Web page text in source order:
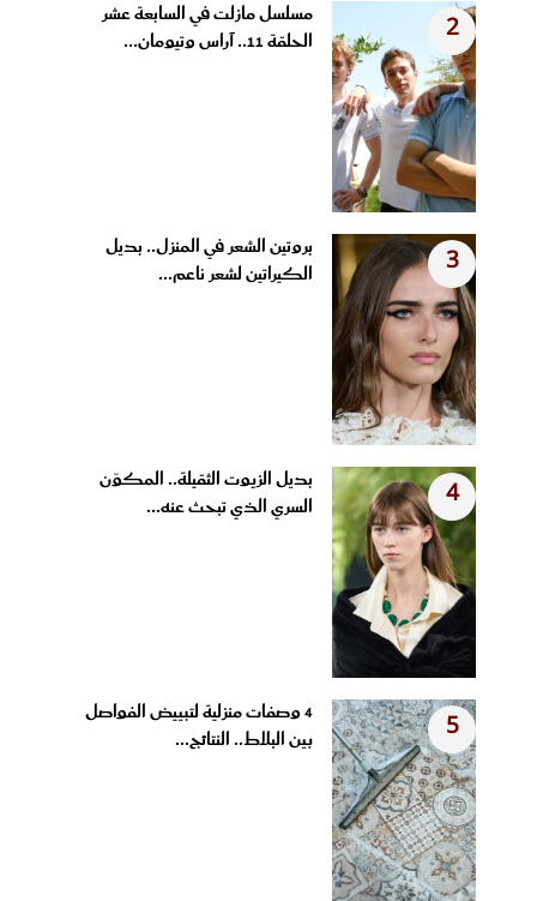
2
مسلسل مازلت في السابعة عشر
الحلقة 11.. آراس وتيومان...
3
بروتين الشعر في المنزل.. بديل
الكيراتين لشعر ناعم...
4
بديل الزيوت الثقيلة.. المكوّن
السري الذي تبحث عنه...
5
4 وصفات منزلية لتبييض الفواصل
بين البلاط.. النتائج...